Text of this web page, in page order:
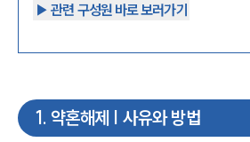
▶︎ 관련 구성원 바로 보러가기
1. 약혼해제 | 사유와 방법